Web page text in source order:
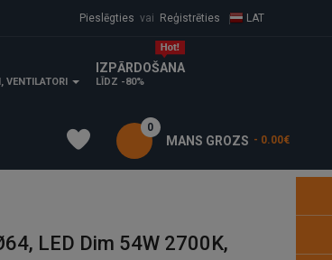
Pieslēgties vai Reģistrēties LAT
VENTILATORI
IZPĀRDOŠANA
LĪDZ -80%
MANS GROZS
0
- 0.00€
LED Dim 54W 2700K,